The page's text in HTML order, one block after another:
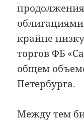
крайне
торгов ФБ
общем
Петербурга.
Между тем